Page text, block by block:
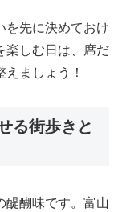
を先に決めておけ
楽しむ日は、席だ
ましょう！
る街歩きと
醍醐味です。富山